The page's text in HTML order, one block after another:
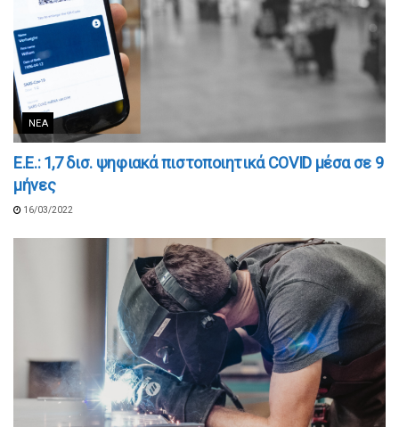
ΝΈΑ
Ε.Ε.: 1,7 δισ. ψηφιακά πιστοποιητικά COVID μέσα σε 9
μήνες
16/03/2022